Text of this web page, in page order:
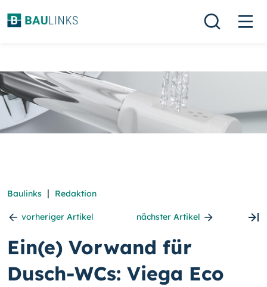
Baulinks | Redaktion
vorheriger Artikel nächster Artikel
Ein(e) Vorwand für
Dusch-WCs: Viega Eco